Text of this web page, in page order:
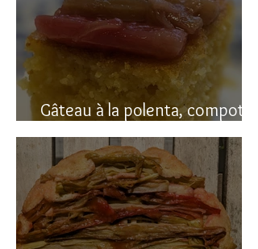
Gâteau à la polenta, compotée
de rhubarbe (sans gluten)